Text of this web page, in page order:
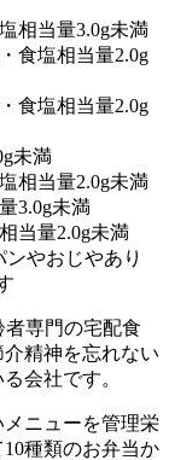
相当量3.0g未満
食塩相当量2.0g
食塩相当量2.0g
未満
相当量2.0g未満
3.0g未満
当量2.0g未満
やおじやあり
者専門の宅配食
精神を忘れない
会社です。
ニューを管理栄
種類のお弁当か